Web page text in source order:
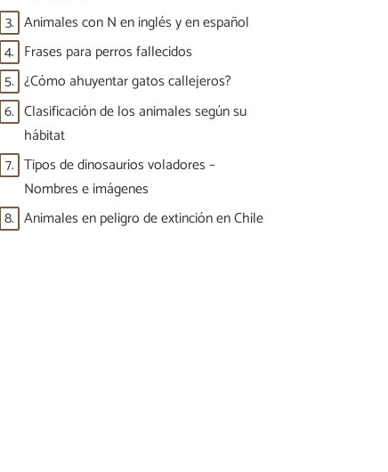
3. Animales con N en inglés y en español
4. Frases para perros fallecidos
5. ¿Cómo ahuyentar gatos callejeros?
6. Clasificación de los animales según su
hábitat
7. Tipos de dinosaurios voladores –
Nombres e imágenes
8. Animales en peligro de extinción en Chile